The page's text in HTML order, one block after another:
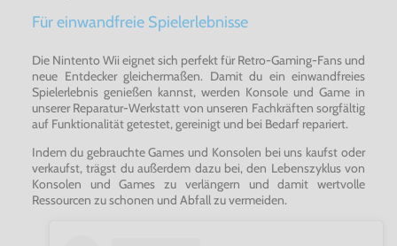
Für einwandfreie Spielerlebnisse
Die Nintento Wii eignet sich perfekt für Retro-Gaming-Fans und
neue Entdecker gleichermaßen. Damit du ein einwandfreies
Spielerlebnis genießen kannst, werden Konsole und Game in
unserer Reparatur-Werkstatt von unseren Fachkräften sorgfältig
auf Funktionalität getestet, gereinigt und bei Bedarf repariert.
Indem du gebrauchte Games und Konsolen bei uns kaufst oder
verkaufst, trägst du außerdem dazu bei, den Lebenszyklus von
Konsolen und Games zu verlängern und damit wertvolle
Ressourcen zu schonen und Abfall zu vermeiden.